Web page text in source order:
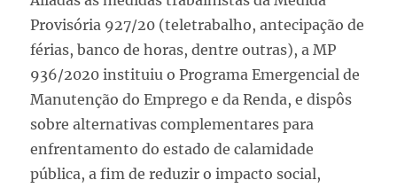
Provisória 927/20 (teletrabalho, antecipação de
férias, banco de horas, dentre outras), a MP
936/2020 instituiu o Programa Emergencial de
Manutenção do Emprego e da Renda, e dispôs
sobre alternativas complementares para
enfrentamento do estado de calamidade
pública, a fim de reduzir o impacto social,